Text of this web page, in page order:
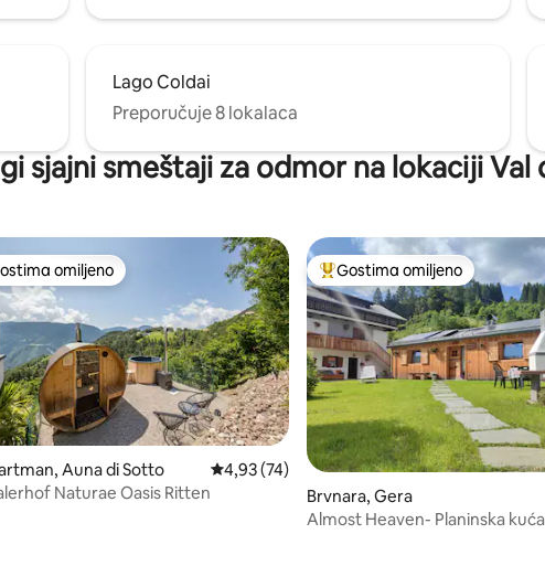
Lago Coldai
Preporučuje 8 lokalaca
sjajni smeštaji za odmor na lokaciji Val
od 5, utisaka: 51
omiljeno
omiljeno
Auna di Sotto Prosečna ocena 4,93 od 5, utisaka: 74
4,93 (74)
Naturae Oasis Ritten
Najuspešniji među gostima
Gostima omiljeno
Brvnara, Gera
Almost Heaven- Planinska